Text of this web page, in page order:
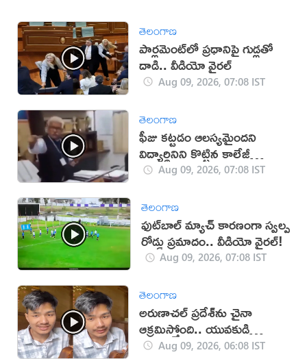
తెలంగాణ
పార్లమెంట్‌లో ప్రధానిపై గుడ్లతో
దాడి.. వీడియో వైరల్
Aug 09, 2026, 07:08 IST
తెలంగాణ
ఫీజు కట్టడం ఆలస్యమైందని
విద్యార్థినిని కొట్టిన కాలేజీ
యాజమాన్యం!(వీడియో)
Aug 09, 2026, 07:08 IST
తెలంగాణ
ఫుట్‌బాల్ మ్యాచ్‌ కారణంగా స్వల్ప
రోడ్డు ప్రమాదం.. వీడియో వైరల్!
Aug 09, 2026, 07:08 IST
తెలంగాణ
అరుణాచల్‌ ప్రదేశ్‌ను చైనా
ఆక్రమిస్తోంది.. యువకుడి
వీడియో వైరల్
Aug 09, 2026, 06:08 IST